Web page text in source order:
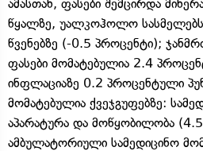
ამასთან, ფასები შემცირდა
წყალზე, უალკოჰოლო
წვენებზე (-0.5 პროცენტი);
ფასები მომატებულია 2.4
ინფლაციაზე 0.2 პროცენტული
მომატებულია ქვეჯგუფებზე:
აპარატურა და მოწყობილობა
ამბულატორიული სამედიცინო